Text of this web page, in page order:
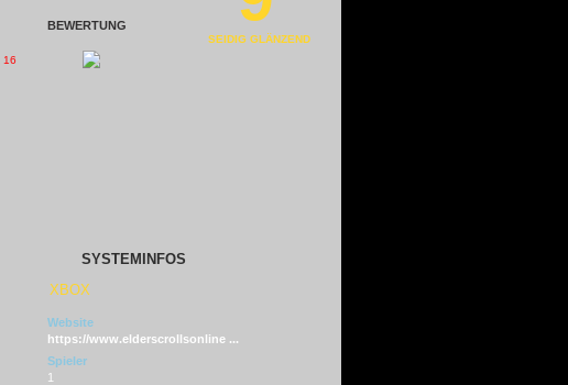
BEWERTUNG
SEIDIG GLÄNZEND
SYSTEMINFOS
XBOX
Website
https://www.elderscrollsonline ...
Spieler
1